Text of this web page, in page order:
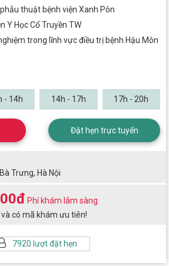
thuật bệnh viện Xanh Pôn
Y Học Cổ Truyền TW
trong lĩnh vực điều trị bệnh Hậu Môn
7920 lượt đặt hẹn
- 14h 14h - 17h 17h - 20h
Đặt hẹn trực tuyến
Trưng, Hà Nội
Phí khám lâm sàng
có mã khám ưu tiên!